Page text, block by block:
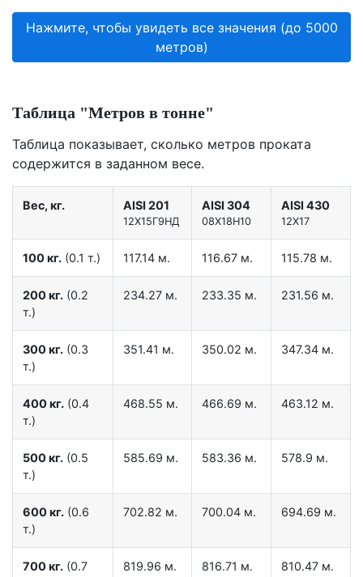
Нажмите, чтобы увидеть все значения (до 5000
метров)
Таблица "Метров в тонне"
Таблица показывает, сколько метров проката
содержится в заданном весе.
Вес, кг. AISI 201
12X15Г9НД
AISI 304
08Х18Н10
AISI 430
12Х17
100 кг. (0.1 т.) 117.14 м. 116.67 м. 115.78 м.
200 кг. (0.2
т.)
234.27 м. 233.35 м. 231.56 м.
300 кг. (0.3
т.)
351.41 м. 350.02 м. 347.34 м.
400 кг. (0.4
т.)
468.55 м. 466.69 м. 463.12 м.
500 кг. (0.5
т.)
585.69 м. 583.36 м. 578.9 м.
600 кг. (0.6
т.)
702.82 м. 700.04 м. 694.69 м.
700 кг. (0.7
819.96 м. 816.71 м. 810.47 м.